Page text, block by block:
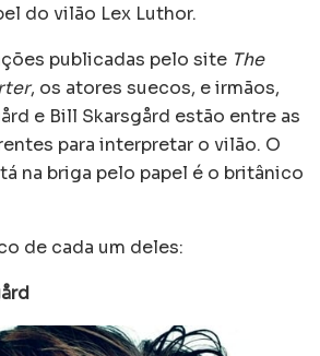
do vilão Lex Luthor.
publicadas pelo site The
, os atores suecos, e irmãos,
e Bill Skarsgård estão entre as
para interpretar o vilão. O
na briga pelo papel é o britânico
de cada um deles: